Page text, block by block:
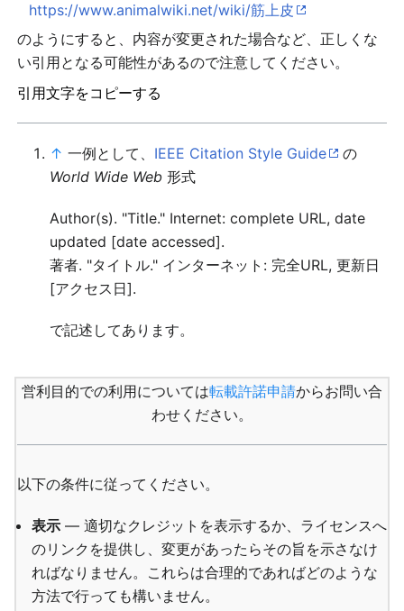
https://www.animalwiki.net/wiki/筋上皮
のようにすると、内容が変更された場合など、正しくな
い引用となる可能性があるので注意してください。
引用文字をコピーする
↑ 一例として、 IEEE Citation Style Guide
の
World Wide Web 形式
Author(s). "Title." Internet: complete URL, date
updated [date accessed].
著者. "タイトル." インターネット: 完全URL, 更新日
[アクセス日].
で記述してあります。
営利目的での利用については転載許諾申請からお問い合
わせください。
以下の条件に従ってください。
表示 — 適切なクレジットを表示するか、ライセンスへ
のリンクを提供し、変更があったらその旨を示さなけ
ればなりません。これらは合理的であればどのような
方法で行っても構いません。